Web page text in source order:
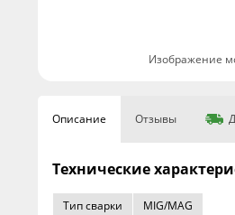
Изображение
Описание Отзывы
Технические
Тип сварки MIG/MAG